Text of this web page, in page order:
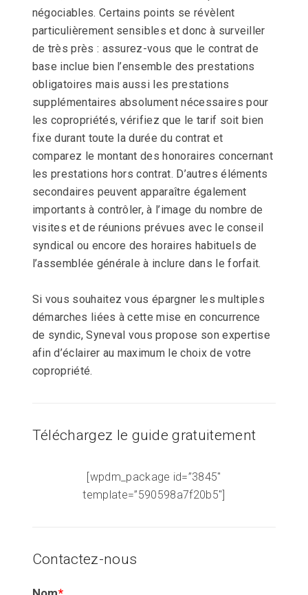
négociables. Certains points se révèlent
particulièrement sensibles et donc à surveiller
de très près : assurez-vous que le contrat de
base inclue bien l’ensemble des prestations
obligatoires mais aussi les prestations
supplémentaires absolument nécessaires pour
les copropriétés, vérifiez que le tarif soit bien
fixe durant toute la durée du contrat et
comparez le montant des honoraires concernant
les prestations hors contrat. D’autres éléments
secondaires peuvent apparaître également
importants à contrôler, à l’image du nombre de
visites et de réunions prévues avec le conseil
syndical ou encore des horaires habituels de
l’assemblée générale à inclure dans le forfait.
Si vous souhaitez vous épargner les multiples
démarches liées à cette mise en concurrence
de syndic, Syneval vous propose son expertise
afin d’éclairer au maximum le choix de votre
copropriété.
Téléchargez le guide gratuitement
[wpdm_package id=”3845″
template=”590598a7f20b5″]
Contactez-nous